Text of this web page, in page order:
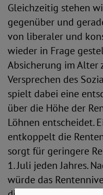
Gleichzeitig stehen
gegenüber und
von liberaler und
wieder in Frage
Absicherung im Alter
Versprechen des
spielt dabei eine
über die Höhe der
Löhnen entscheidet.
entkoppelt die
sorgt für geringere
1. Juli jeden Jahres.
würde das